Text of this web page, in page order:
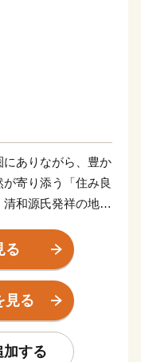
にありながら、豊か
寄り添う「住み良
和源氏発祥の地の
ど、様々な表情を
川西インターチェ
すくなりました。
しました。兵庫県
る
見る
加する